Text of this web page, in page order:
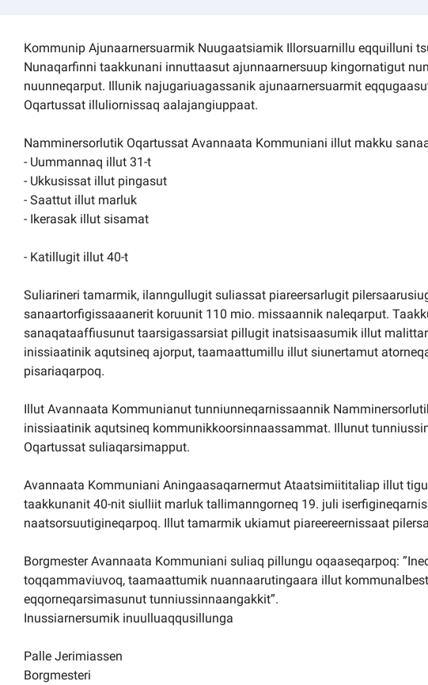
Kommunip Ajunaarnersuarmik Nuugaatsiamik Illorsuarnillu eqquilluni
Nunaqarfinni taakkunani innuttaasut ajunnaarnersuup kingornatigut
nuunneqarput. Illunik najugariuagassanik ajunaarnersuarmit
Oqartussat illuliornissaq aalajangiuppaat.
Namminersorlutik Oqartussat Avannaata Kommuniani illut makku
- Uummannaq illut 31-t
- Ukkusissat illut pingasut
- Saattut illut marluk
- Ikerasak illut sisamat
- Katillugit illut 40-t
Suliarineri tamarmik, ilanngullugit suliassat piareersarlugit
sanaartorfigissaaanerit koruunit 110 mio. missaannik naleqarput.
sanaqataaffiusunut taarsigassarsiat pillugit inatsisaasumik illut
inissiaatinik aqutsineq ajorput, taamaattumillu illut siunertamut
pisariaqarpoq.
Illut Avannaata Kommunianut tunniunneqarnissaannik
inissiaatinik aqutsineq kommunikkoorsinnaassammat. Illunut
Oqartussat suliaqarsimapput.
Avannaata Kommuniani Aningaasaqarnermut Ataatsimiititaliap illut
taakkunanit 40-nit siulliit marluk tallimanngorneq 19. juli
naatsorsuutigineqarpoq. Illut tamarmik ukiamut piareereernissaat
Borgmester Avannaata Kommuniani suliaq pillungu oqaaseqarpoq:
toqqammaviuvoq, taamaattumik nuannaarutingaara illut
eqqorneqarsimasunut tunniussinnaangakkit”.
Inussiarnersumik inuulluaqqusillunga
Palle Jerimiassen
Borgmesteri